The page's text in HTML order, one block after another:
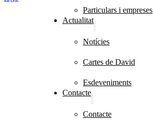
Particulars i empreses
Actualitat
Notícies
Cartes de David
Esdeveniments
Contacte
Contacte